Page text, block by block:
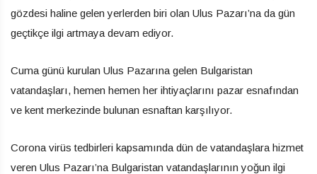
gözdesi haline gelen yerlerden biri olan Ulus Pazarı’na da gün
geçtikçe ilgi artmaya devam ediyor.
Cuma günü kurulan Ulus Pazarına gelen Bulgaristan
vatandaşları, hemen hemen her ihtiyaçlarını pazar esnafından
ve kent merkezinde bulunan esnaftan karşılıyor.
Corona virüs tedbirleri kapsamında dün de vatandaşlara hizmet
veren Ulus Pazarı’na Bulgaristan vatandaşlarının yoğun ilgi